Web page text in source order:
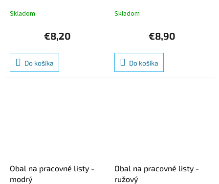
Skladom
€8,20
Do košíka
Skladom
€8,90
Do košíka
Obal na pracovné listy -
modrý
Obal na pracovné listy -
ružový